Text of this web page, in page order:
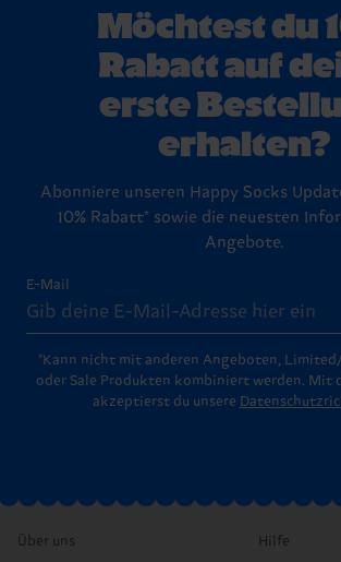
Möchtest du
Rabatt auf
erste
erhalten?
Abonniere unseren Happy Socks
10% Rabatt* sowie die neuesten
Angebote.
E-Mail
*Kann nicht mit anderen Angeboten,
oder Sale Produkten kombiniert werden. Mit
akzeptierst du unsere
Über uns Hilfe